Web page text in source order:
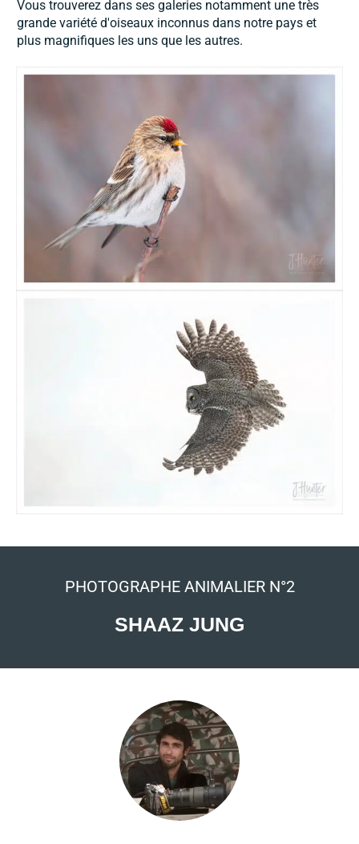
Vous trouverez dans ses galeries notamment une très
grande variété d'oiseaux inconnus dans notre pays et
plus magnifiques les uns que les autres.
PHOTOGRAPHE ANIMALIER N°2
SHAAZ JUNG